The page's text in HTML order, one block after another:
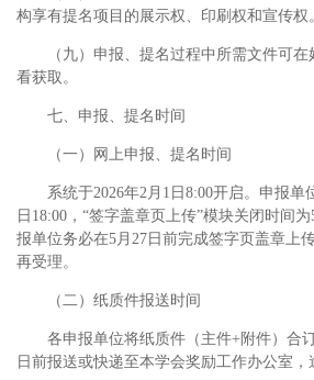
构享有提名项目的展示权、印刷权和宣传权
（九）申报、提名过程中所需文件可
看获取。
七、申报、提名时间
（一）网上申报、提名时间
系统于2026年2月1日8:00开启。申报单
日18:00，“签字盖章页上传”模块关闭时间
报单位务必在5月27日前完成签字页盖章上
再受理。
（二）纸质件报送时间
各申报单位将纸质件（主件+附件）合
日前报送或快递至本学会奖励工作办公室，